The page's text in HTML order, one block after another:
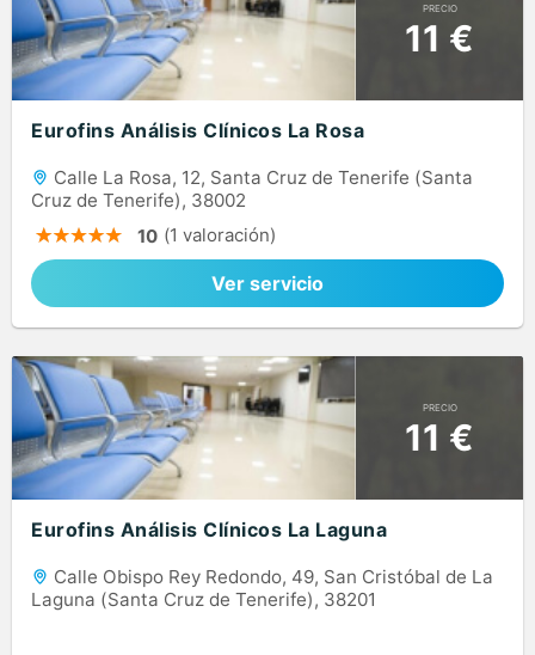
PRECIO
11 €
Eurofins Análisis Clínicos La Rosa
Calle La Rosa, 12, Santa Cruz de Tenerife (Santa
Cruz de Tenerife), 38002
10 (1 valoración)
Ver servicio
PRECIO
11 €
Eurofins Análisis Clínicos La Laguna
Calle Obispo Rey Redondo, 49, San Cristóbal de La
Laguna (Santa Cruz de Tenerife), 38201